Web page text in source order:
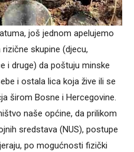
još jednom apelujemo
skupine (djecu,
i druge) da poštuju minske
i ostala lica koja žive ili se
širom Bosne i Hercegovine.
naše općine, da prilikom
sredstava (NUS), postupe
po mogućnosti fizički